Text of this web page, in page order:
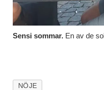
Sensi sommar. En av de
NÖJE